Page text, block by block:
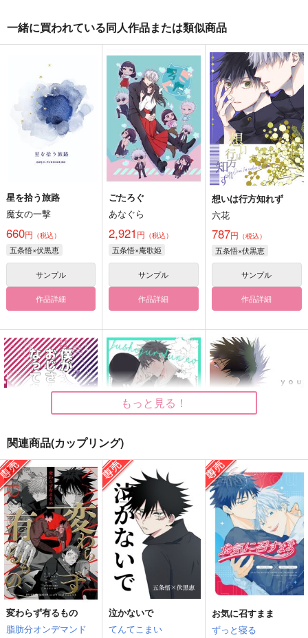
一緒に買われている同人作品または類似商品
星を拾う旅路
魔女の一撃
660円 （税込）
五条悟×伏黒恵
サンプル
作品詳細
ごたろぐ
あなぐら
2,921 円 （税込）
五条悟×庵歌姫
サンプル
作品詳細
想いは行方知れず
六花
787円 （税込）
五条悟×伏黒恵
サンプル
作品詳細
僕がおじさんになって
も
つぶつぶおはぎ
944円（税込）
五条悟×伏黒恵
サンプル
作品詳細
伏黒くんの〇〇って？
Bitter Snows
787円（税込）
五条悟×伏黒恵
サンプル
作品詳細
you know what
鳥の巣
1,572円（税込）
五条悟×伏黒恵
サンプル
作品詳細
もっと見る！
関連商品(カップリング)
変わらず有るもの
脂肪分オンデマンド
泣かないで
てんてこまい
お気に召すまま
ずっと寝る